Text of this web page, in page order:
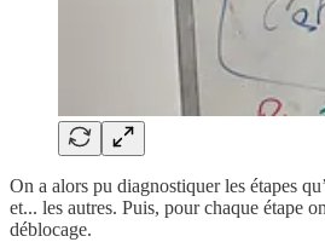
On a alors pu diagnostiquer les étapes
et... les autres. Puis, pour chaque étape
déblocage.